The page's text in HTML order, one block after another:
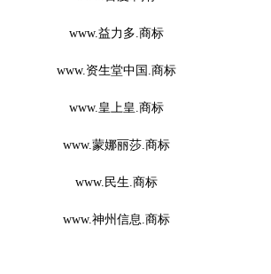
www.益力多.商标
www.资生堂中国.商标
www.皇上皇.商标
www.蒙娜丽莎.商标
www.民生.商标
www.神州信息.商标